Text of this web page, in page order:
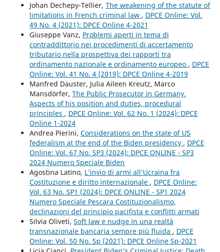
Johan Dechepy-Tellier, The weakening of the statute of
limitations in French criminal law , DPCE Online: Vol.
49 No. 4 (2021): DPCE Online 4-2021
Giuseppe Vanz, Problemi aperti in tema di
contraddittorio nei procedimenti di accertamento
tributario nella prospettiva dei rapporti tra
ordinamento nazionale e ordinamento europeo , DPCE
Online: Vol. 41 No. 4 (2019): DPCE Online 4-2019
Manfred Dauster, Julia Aileen Kreutz, Marco
Mansdörfer, The Public Prosecutor in Germany.
Aspects of his position and duties, procedural
principles , DPCE Online: Vol. 62 No. 1 (2024): DPCE
Online 1-2024
Andrea Pierini, Considerations on the state of US
federalism at the end of the Biden presidency , DPCE
Online: Vol. 67 No. SP3 (2024): DPCE ONLINE - SP3
2024 Numero Speciale Biden
Agostina Latino, L’invio di armi all’Ucraina fra
Costituzione e diritto internazionale , DPCE Online:
Vol. 63 No. SP1 (2024): DPCE ONLINE - SP1 2024
Numero Speciale Pescara Costituzionalismo,
declinazioni del principio pacifista e conflitti armati
Silvia Oliveti, Soft law e nudge in una realtà
transnazionale bancaria sempre più fluida , DPCE
Online: Vol. 50 No. Sp (2021): DPCE Online Sp-2021